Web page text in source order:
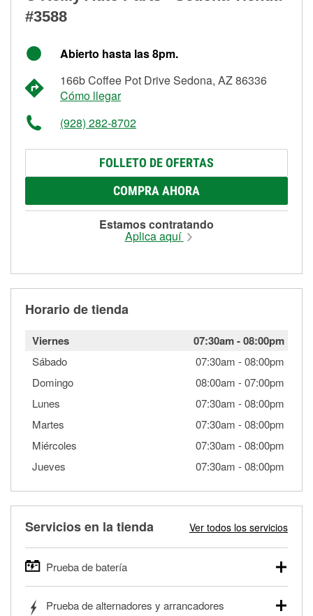
#3588
Abierto hasta las 8pm.
166b Coffee Pot Drive Sedona, AZ 86336
Cómo llegar
(928) 282-8702
FOLLETO DE OFERTAS
COMPRA AHORA
Estamos contratando
Aplica aquí
Horario de tienda
Viernes 07:30am-08:00pm
Sábado 07:30am -08:00pm
Domingo
08:00am -07:00pm
Lunes
07:30am -08:00pm
Martes
07:30am -08:00pm
Miércoles
07:30am -08:00pm
Jueves
07:30am -08:00pm
Servicios en la tienda Ver todos los servicios
Prueba de batería
autos, camionetas, SUVs, vehículos comerciales y
Prueba de alternadores y arrancadores